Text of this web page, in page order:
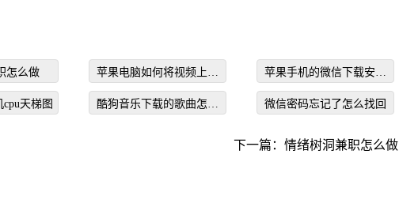
怎么做
苹果电脑如何将视频上传
到iPhone上
苹果手机的微信下载安装
方法
天梯图
酷狗音乐下载的歌曲怎么
微信密码忘记了怎么找回
下一篇：情绪树洞兼职怎么做